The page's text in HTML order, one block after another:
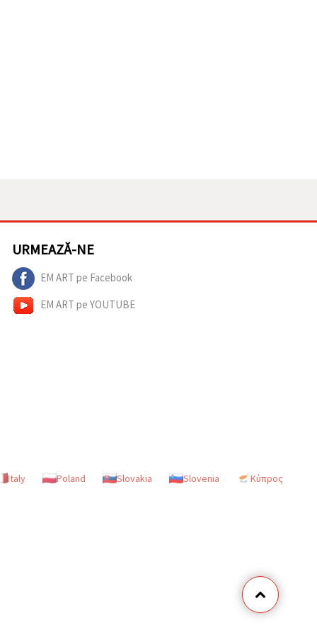
URMEAZĂ-NE
EM ART pe Facebook
EM ART pe YOUTUBE
Italy Poland Slovakia Slovenia
Κύπρος